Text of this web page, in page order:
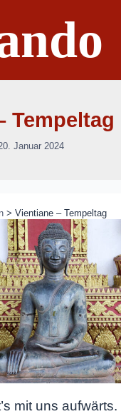
Tempeltag
Januar 2024
Vientiane – Tempeltag
mit uns